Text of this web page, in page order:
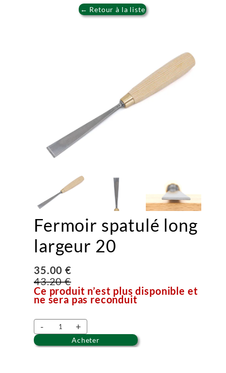
← Retour à la liste
Fermoir spatulé long
largeur 20
35.00 €
43.20 €
Ce produit n’est plus disponible et
ne sera pas reconduit
- +
Acheter